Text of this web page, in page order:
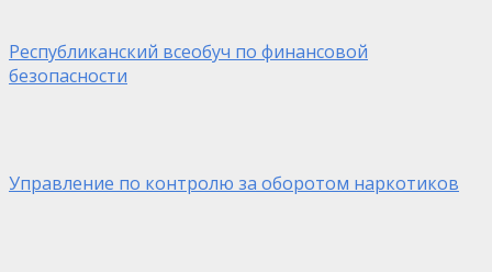
Республиканский всеобуч по финансовой
безопасности
Управление по контролю за оборотом наркотиков